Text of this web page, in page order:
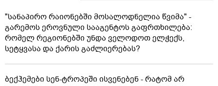
"სანაპირო რაიონებში მოსალოდნელია წვიმა" -
გარემოს ეროვნული სააგენტოს გაფრთხილება:
რომელ რეგიონებში უნდა ველოდოთ ელჭექს,
სეტყვასა და ქარის გაძლიერებას?
ბექჰემები სენ-ტროპეში ისვენებენ - რატომ არ